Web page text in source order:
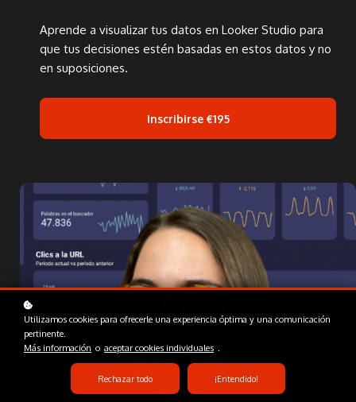
Aprende a visualizar tus datos en Looker Studio para
que tus decisiones estén basadas en estos datos y no
en suposiciones.
Inscribirse €195
Utilizamos cookies para ofrecerle una experiencia óptima y una comunicación
pertinente.
Más información o aceptar cookies individuales .
Rechazar todo ¡Entendido!